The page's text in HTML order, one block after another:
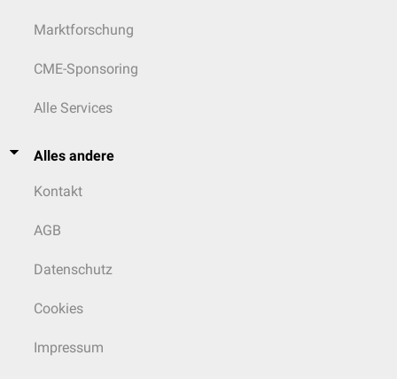
Marktforschung
CME-Sponsoring
Alle Services
Alles andere
Kontakt
AGB
Datenschutz
Cookies
Impressum